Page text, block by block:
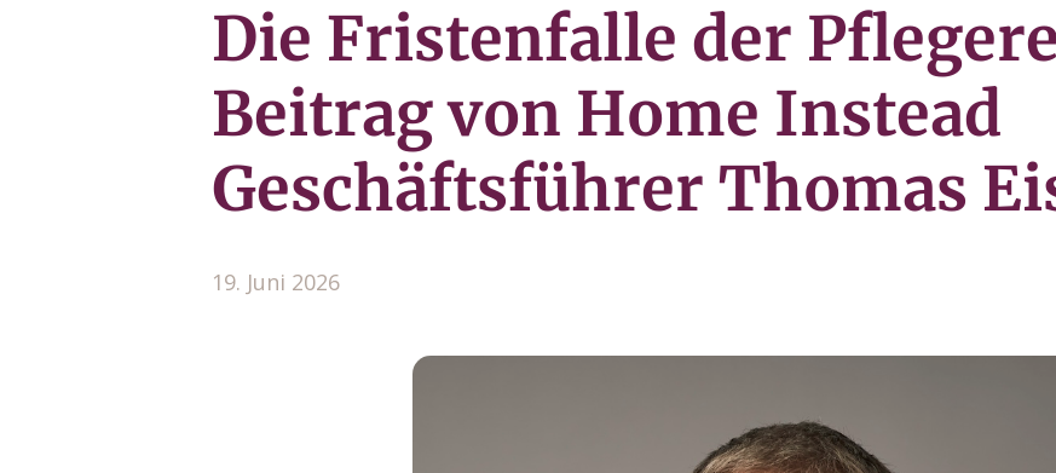
Die Fristenfalle der
Beitrag von Home Instead
Geschäftsführer Thomas
19. Juni 2026